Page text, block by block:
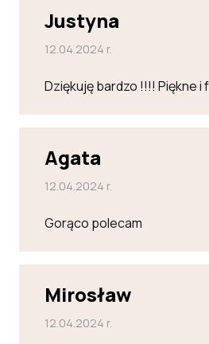
Justyna
12.04.2024 r.
Dziękuję bardzo !!!! Piękne
Agata
12.04.2024 r.
Gorąco polecam
Mirosław
12.04.2024 r.